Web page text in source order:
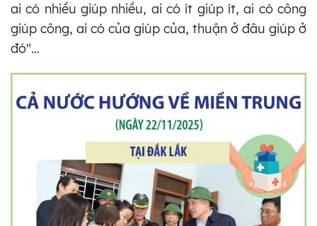
ai có nhiều giúp nhiều, ai có ít giúp ít, ai có công
giúp công, ai có của giúp của, thuận ở đâu giúp ở
đó"…